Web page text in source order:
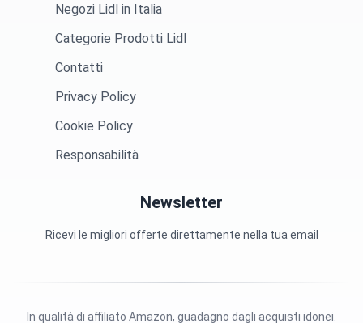
Negozi Lidl in Italia
Categorie Prodotti Lidl
Contatti
Privacy Policy
Cookie Policy
Responsabilità
Newsletter
Ricevi le migliori offerte direttamente nella tua email
In qualità di affiliato Amazon, guadagno dagli acquisti idonei.